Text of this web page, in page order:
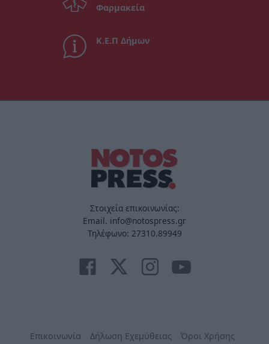
Φαρμακεία
Κ.Ε.Π Δήμων
Στοιχεία επικοινωνίας:
Email. info@notospress.gr
Τηλέφωνο: 27310.89949
Επικοινωνία Δήλωση Εχεμύθειας Όροι Χρήσης